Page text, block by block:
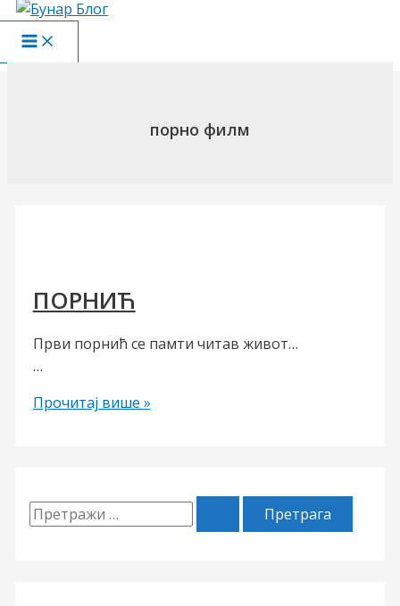
Пређи
на
садржај
Main
Menu
порно филм
ПОРНИЋ
Први порнић се памти читав живот…
…
ПОРНИЋ
Прочитај више »
П